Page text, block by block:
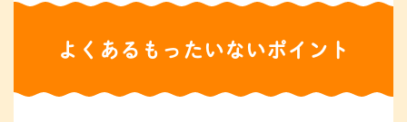
よくあるもったいないポイント